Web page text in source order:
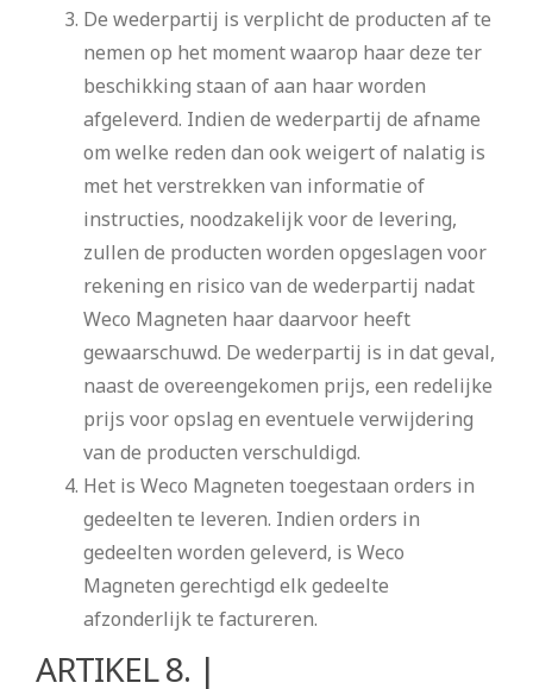
De wederpartij is verplicht de producten af te
nemen op het moment waarop haar deze ter
beschikking staan of aan haar worden
afgeleverd. Indien de wederpartij de afname
om welke reden dan ook weigert of nalatig is
met het verstrekken van informatie of
instructies, noodzakelijk voor de levering,
zullen de producten worden opgeslagen voor
rekening en risico van de wederpartij nadat
Weco Magneten haar daarvoor heeft
gewaarschuwd. De wederpartij is in dat geval,
naast de overeengekomen prijs, een redelijke
prijs voor opslag en eventuele verwijdering
van de producten verschuldigd.
Het is Weco Magneten toegestaan orders in
gedeelten te leveren. Indien orders in
gedeelten worden geleverd, is Weco
Magneten gerechtigd elk gedeelte
afzonderlijk te factureren.
ARTIKEL 8. |